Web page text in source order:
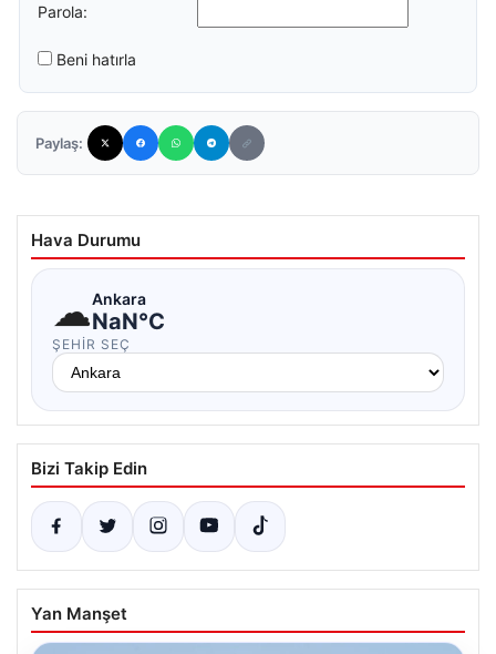
Parola:
Beni hatırla
Paylaş:
Hava Durumu
☁Ankara
NaN°C
ŞEHIR SEÇ
Bizi Takip Edin
Yan Manşet